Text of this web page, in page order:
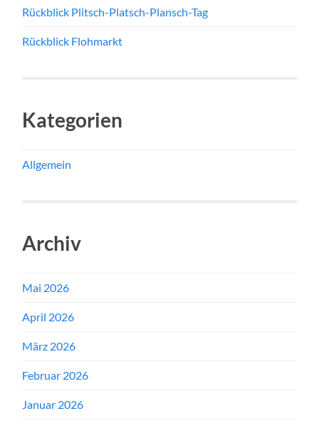
Rückblick Plitsch-Platsch-Plansch-Tag
Rückblick Flohmarkt
Kategorien
Allgemein
Archiv
Mai 2026
April 2026
März 2026
Februar 2026
Januar 2026